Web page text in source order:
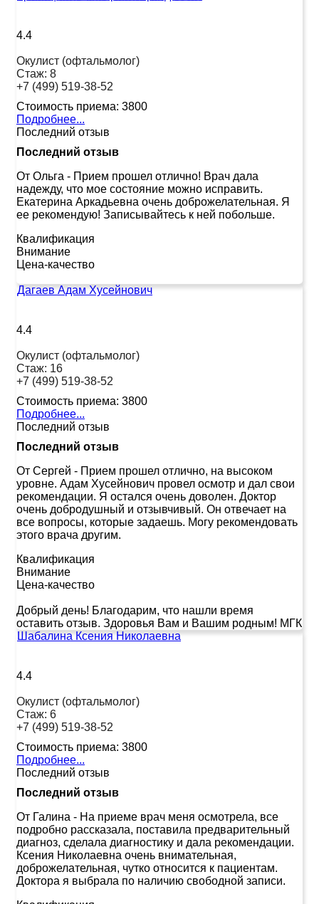
4.4
Окулист (офтальмолог)
Стаж: 8
+7 (499) 519-38-52
Стоимость приема: 3800
Подробнее...
Последний отзыв
Последний отзыв
От Ольга - Прием прошел отлично! Врач дала
надежду, что мое состояние можно исправить.
Екатерина Аркадьевна очень доброжелательная. Я
ее рекомендую! Записывайтесь к ней побольше.
Квалификация
Внимание
Цена-качество
Дагаев Адам Хусейнович
4.4
Окулист (офтальмолог)
Стаж: 16
+7 (499) 519-38-52
Стоимость приема: 3800
Подробнее...
Последний отзыв
Последний отзыв
От Сергей - Прием прошел отлично, на высоком
уровне. Адам Хусейнович провел осмотр и дал свои
рекомендации. Я остался очень доволен. Доктор
очень добродушный и отзывчивый. Он отвечает на
все вопросы, которые задаешь. Могу рекомендовать
этого врача другим.
Квалификация
Внимание
Цена-качество
Добрый день! Благодарим, что нашли время
оставить отзыв. Здоровья Вам и Вашим родным! МГК
Шабалина Ксения Николаевна
4.4
Окулист (офтальмолог)
Стаж: 6
+7 (499) 519-38-52
Стоимость приема: 3800
Подробнее...
Последний отзыв
Последний отзыв
От Галина - На приеме врач меня осмотрела, все
подробно рассказала, поставила предварительный
диагноз, сделала диагностику и дала рекомендации.
Ксения Николаевна очень внимательная,
доброжелательная, чутко относится к пациентам.
Доктора я выбрала по наличию свободной записи.